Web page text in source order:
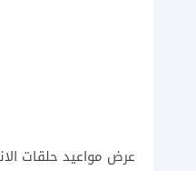
عرض مواعيد حلقات